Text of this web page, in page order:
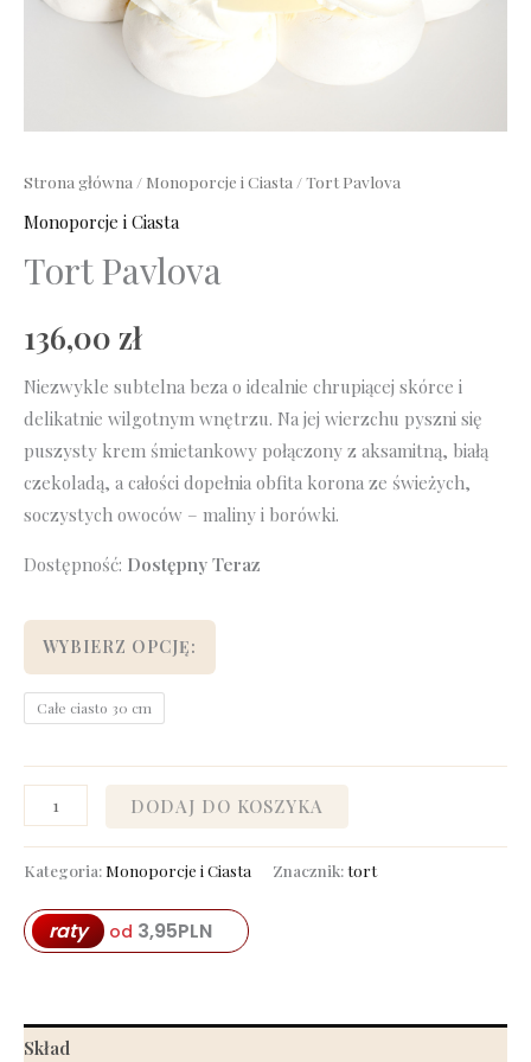
Strona główna / Monoporcje i Ciasta / Tort Pavlova
Monoporcje i Ciasta
Tort Pavlova
136,00 zł
Niezwykle subtelna beza o idealnie chrupiącej skórce i
delikatnie wilgotnym wnętrzu. Na jej wierzchu pyszni się
puszysty krem śmietankowy połączony z aksamitną, białą
czekoladą, a całości dopełnia obfita korona ze świeżych,
soczystych owoców – maliny i borówki.
Dostępność: Dostępny Teraz
WYBIERZ OPCJĘ:
Całe ciasto 30 cm
DODAJ DO KOSZYKA
Kategoria: Monoporcje i Ciasta Znacznik:tort
raty od 3,95PLN
Skład